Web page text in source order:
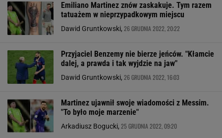
Emiliano Martinez znów zaskakuje. Tym razem
tatuażem w nieprzypadkowym miejscu
Dawid Gruntkowski, 26 GRUDNIA 2022, 20:22
Przyjaciel Benzemy nie bierze jeńców. "Kłamcie
dalej, a prawda i tak wyjdzie na jaw"
Dawid Gruntkowski, 26 GRUDNIA 2022, 16:03
Martinez ujawnił swoje wiadomości z Messim.
"To było moje marzenie"
Arkadiusz Bogucki, 25 GRUDNIA 2022, 09:20